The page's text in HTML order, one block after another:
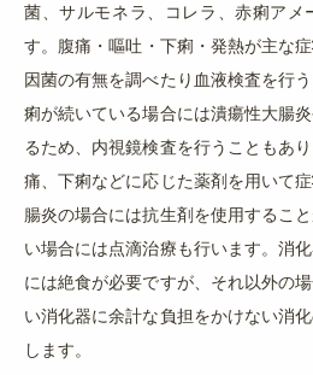
菌、サルモネラ、コレラ、赤痢アメ
す。 腹痛・嘔吐・下痢・発熱が主な
因菌の有無を調べたり血液検査を行
痢が続いている場合には潰瘍性大腸
るため、内視鏡検査を行うこともあ
痛、下痢などに応じた薬剤を用いて
腸炎の場合には抗生剤を使用するこ
い場合には点滴治療も行います。消
には絶食が必要ですが、それ以外の
い消化器に余計な負担をかけない消
します。